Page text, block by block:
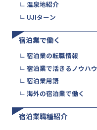
温泉地紹介
UJIターン
宿泊業で働く
宿泊業の転職情報
宿泊業で活きるノウハウ
宿泊業用語
海外の宿泊業で働く
宿泊業職種紹介